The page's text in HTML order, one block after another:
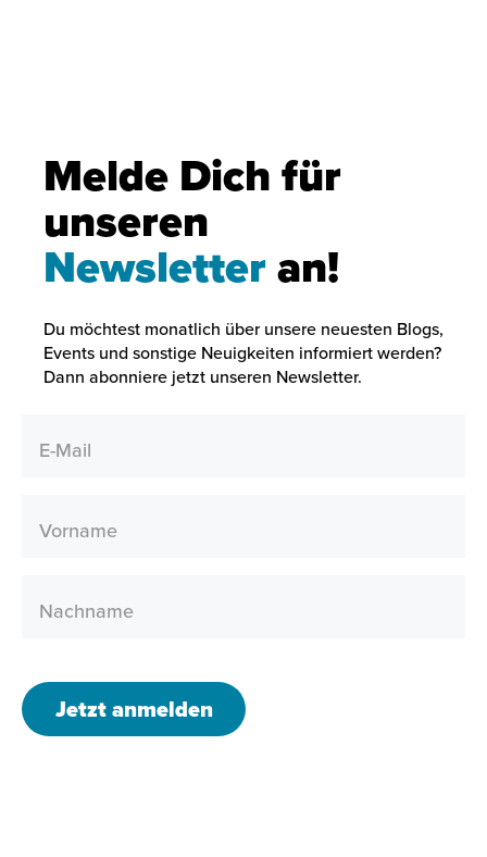
Melde Dich für
unseren
Newsletteran!
Du möchtest monatlich über unsere neuesten Blogs,
Events und sonstige Neuigkeiten informiert werden?
Dann abonniere jetzt unseren Newsletter.
E-Mail
Vorname
Nachname
Jetzt anmelden